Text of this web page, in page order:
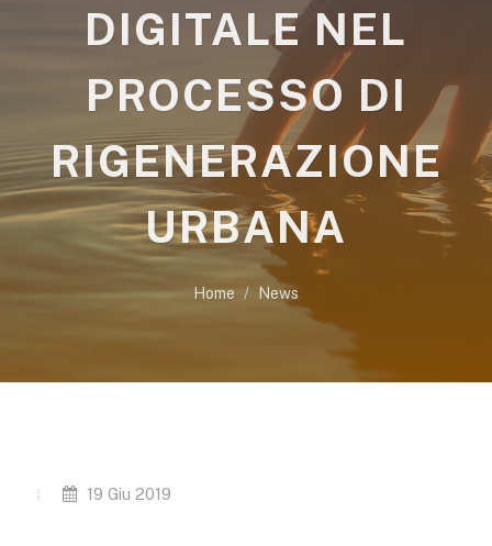
DIGITALE NEL
PROCESSO DI
RIGENERAZIONE
URBANA
Home News
19 Giu 2019